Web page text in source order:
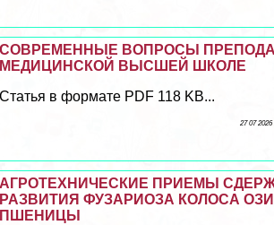
СОВРЕМЕННЫЕ ВОПРОСЫ
МЕДИЦИНСКОЙ ВЫСШЕЙ ШКОЛЕ
Статья в формате PDF 118 KB...
27 07 2026
АГРОТЕХНИЧЕСКИЕ ПРИЕМЫ
РАЗВИТИЯ ФУЗАРИОЗА КОЛОСА
ПШЕНИЦЫ